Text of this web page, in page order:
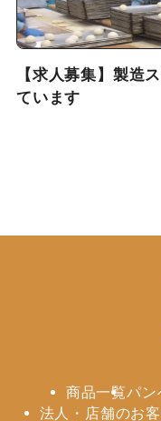
【求人募集】製造
ています
商品一覧パン
法人・店舗のお